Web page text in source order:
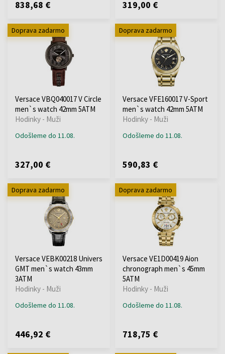
838,68 € 319,00 €
Doprava zadarmo
Versace VBQ040017 V Circle
men`s watch 42mm 5ATM
Hodinky - Muži
Odošleme do 11.08.
327,00 €
Doprava zadarmo
Versace VFE160017 V-Sport
men`s watch 42mm 5ATM
Hodinky - Muži
Odošleme do 11.08.
590,83 €
Doprava zadarmo
Versace VEBK00218 Univers
GMT men`s watch 43mm
3ATM
Hodinky - Muži
Odošleme do 11.08.
446,92 €
Doprava zadarmo
Versace VE1D00419 Aion
chronograph men`s 45mm
5ATM
Hodinky - Muži
Odošleme do 11.08.
718,75 €